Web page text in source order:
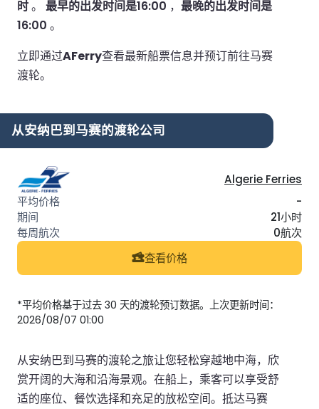
时。 最早的出发时间是16:00 ， 最晚的出发时间是
16:00 。
立即通过AFerry查看最新船票信息并预订前往马赛
渡轮。
从安纳巴到马赛的渡轮公司
Algerie Ferries
-
21小时
0航次
查看价格
*平均价格基于过去 30 天的渡轮预订数据。上次更新时间：
2026/08/07 01:00
从安纳巴到马赛的渡轮之旅让您轻松穿越地中海，欣
赏开阔的大海和沿海景观。在船上，乘客可以享受舒
适的座位、餐饮选择和充足的放松空间。抵达马赛